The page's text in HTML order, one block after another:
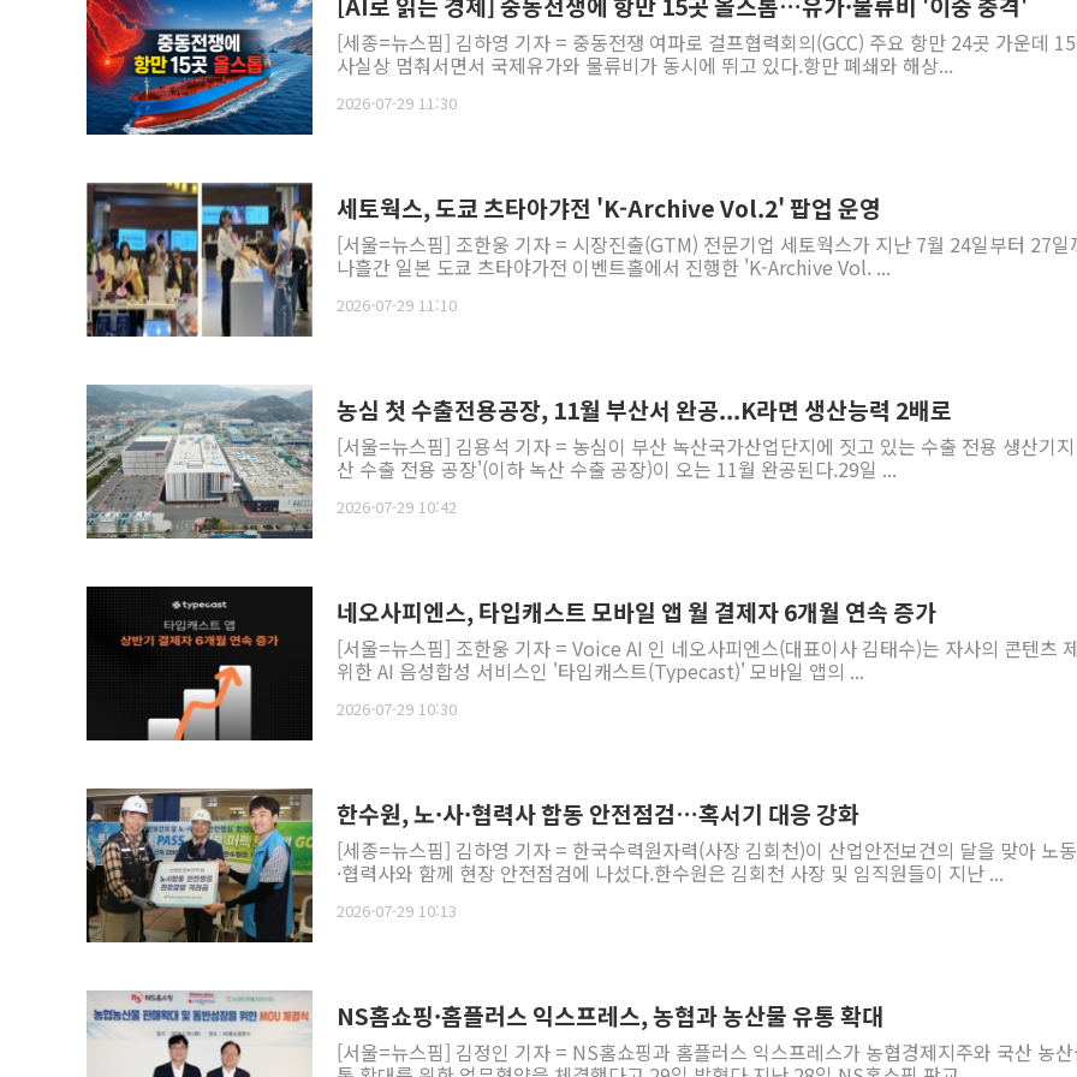
[세종=뉴스핌] 김하영 기자 = 중동전쟁 여파로 걸프협력회의(GCC) 주요 항만 24곳 가운데
사실상 멈춰서면서 국제유가와 물류비가 동시에 뛰고 있다.항만 폐쇄와 해상...
2026-07-29 11:30
세토웍스, 도쿄 츠타아갸전 'K-Archive Vol.2' 팝업 운영
[서울=뉴스핌] 조한웅 기자 = 시장진출(GTM) 전문기업 세토웍스가 지난 7월 24일부터 27일
나흘간 일본 도쿄 츠타야가전 이벤트홀에서 진행한 'K-Archive Vol. ...
2026-07-29 11:10
농심 첫 수출전용공장, 11월 부산서 완공...K라면 생산능력 2배로
[서울=뉴스핌] 김용석 기자 = 농심이 부산 녹산국가산업단지에 짓고 있는 수출 전용 생산기
산 수출 전용 공장'(이하 녹산 수출 공장)이 오는 11월 완공된다.29일 ...
2026-07-29 10:42
네오사피엔스, 타입캐스트 모바일 앱 월 결제자 6개월 연속 증가
[서울=뉴스핌] 조한웅 기자 = Voice AI 인 네오사피엔스(대표이사 김태수)는 자사의 콘텐츠
위한 AI 음성합성 서비스인 '타입캐스트(Typecast)' 모바일 앱의 ...
2026-07-29 10:30
한수원, 노·사·협력사 합동 안전점검…혹서기 대응 강화
[세종=뉴스핌] 김하영 기자 = 한국수력원자력(사장 김회천)이 산업안전보건의 달을 맞아 노
·협력사와 함께 현장 안전점검에 나섰다.한수원은 김회천 사장 및 임직원들이 지난 ...
2026-07-29 10:13
NS홈쇼핑·홈플러스 익스프레스, 농협과 농산물 유통 확대
[서울=뉴스핌] 김정인 기자 = NS홈쇼핑과 홈플러스 익스프레스가 농협경제지주와 국산 농